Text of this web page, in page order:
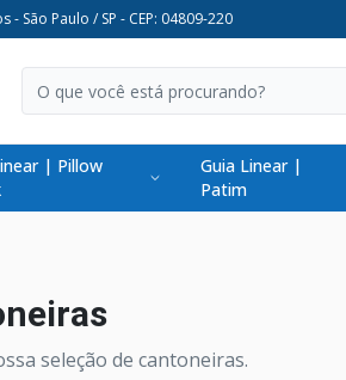
São Paulo / SP - CEP: 04809-220
| Pillow
Guia Linear |
Patim
seleção de cantoneiras.